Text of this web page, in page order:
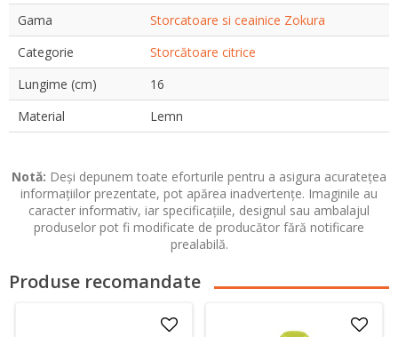
Gama
Storcatoare si ceainice Zokura
Categorie
Storcătoare citrice
Lungime (cm)
16
Material
Lemn
Notă: Deși depunem toate eforturile pentru a asigura acuratețea
informațiilor prezentate, pot apărea inadvertențe. Imaginile au
caracter informativ, iar specificațiile, designul sau ambalajul
produselor pot fi modificate de producător fără notificare
prealabilă.
Produse recomandate